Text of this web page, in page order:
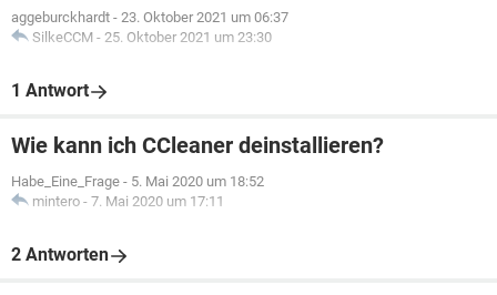
aggeburckhardt - 23. Oktober 2021 um 06:37
SilkeCCM - 25. Oktober 2021 um 23:30
1 Antwort
Wie kann ich CCleaner deinstallieren?
Habe_Eine_Frage - 5. Mai 2020 um 18:52
mintero - 7. Mai 2020 um 17:11
2 Antworten